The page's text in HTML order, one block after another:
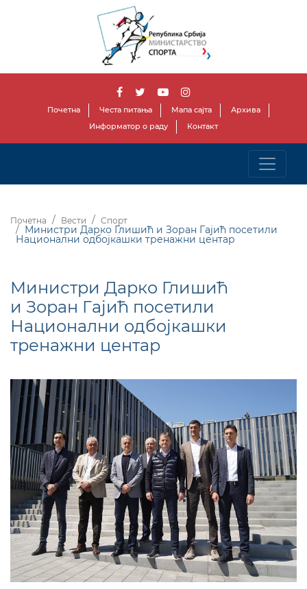
Почетна Честа питања Мапа сајта
Архива
Информатор о раду
Контакт
Почетна Вести Спорт
Министри Дарко Глишић и Зоран Гајић посетили
Национални одбојкашки тренажни центар
Министри Дарко Глишић
и Зоран Гајић посетили
Национални одбојкашки
тренажни центар